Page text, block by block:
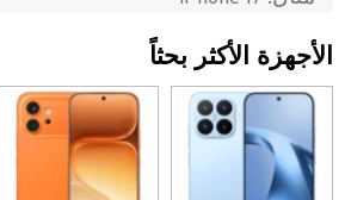
الأجهزة الأكثر بحثاً